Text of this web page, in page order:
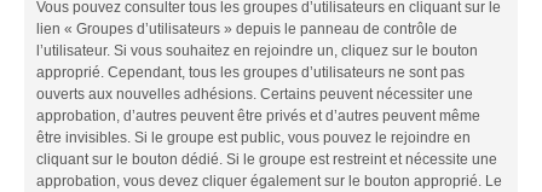
Vous pouvez consulter tous les groupes d’utilisateurs en cliquant sur le
lien « Groupes d’utilisateurs » depuis le panneau de contrôle de
l’utilisateur. Si vous souhaitez en rejoindre un, cliquez sur le bouton
approprié. Cependant, tous les groupes d’utilisateurs ne sont pas
ouverts aux nouvelles adhésions. Certains peuvent nécessiter une
approbation, d’autres peuvent être privés et d’autres peuvent même
être invisibles. Si le groupe est public, vous pouvez le rejoindre en
cliquant sur le bouton dédié. Si le groupe est restreint et nécessite une
approbation, vous devez cliquer également sur le bouton approprié. Le